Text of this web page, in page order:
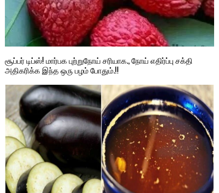
சூப்பர் டிப்ஸ்! மார்பக புற்றுநோய் சரியாக., நோய் எதிர்ப்பு சக்தி
அதிகரிக்க இந்த ஒரு பழம் போதும்.!!